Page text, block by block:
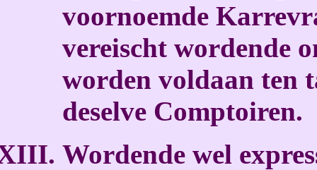
voornoemde
vereischt wordende
worden voldaan ten
deselve Comptoiren.
Wordende wel